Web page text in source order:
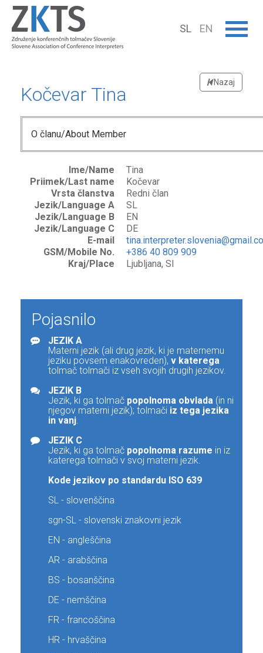
SL EN
Nazaj
Kočevar Tina
O članu/About Member
Ime/Name
Tina
Priimek/Last name
Kočevar
Vrsta članstva
Redni član
Jezik/Language A
SL
Jezik/Language B
EN
Jezik/Language C
DE
E-mail
GSM/Mobile No.
+386 40 809 909
Kraj/Place
Ljubljana, SI
Pojasnilo
JEZIK A
Materni jezik (ali drug jezik, ki je maternemu
jeziku povsem enakovreden), v katerega
tolmač tolmači iz vseh svojih drugih jezikov.
JEZIK B
Jezik, ki ga tolmač popolnoma obvlada (in ni
njegov materni jezik); tolmači iz tega jezika
in vanj.
JEZIK C
Jezik, ki ga tolmač popolnoma razume in iz
katerega tolmači v svoj materni jezik.
Kode jezikov po standardu ISO 639
SL - slovenščina
sgn-SL - slovenski znakovni jezik
EN - angleščina
AR - arabščina
BS - bosanščina
DE - nemščina
FR - francoščina
HR - hrvaščina